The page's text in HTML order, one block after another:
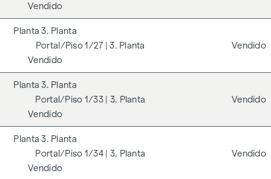
Vendido
1/27 | 3. Planta
3. Planta
Vendido
Vendido
1/33 | 3. Planta
3. Planta
Vendido
Vendido
1/34 | 3. Planta
3. Planta
Vendido
Vendido